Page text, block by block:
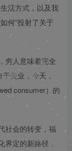
活方式，以及我
何”投射了关于
穷人意味着完全
失业，今天，
consumer）的
社会的转变，福
界定的新路径，